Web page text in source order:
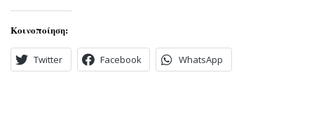
Κοινοποίηση:
Twitter Facebook WhatsApp